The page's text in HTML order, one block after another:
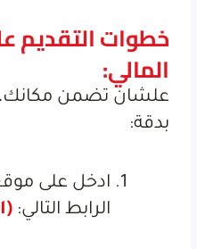
خطوات التقديم
المالي:
علشان تضمن مكانك،
بدقة:
الرابط التالي: